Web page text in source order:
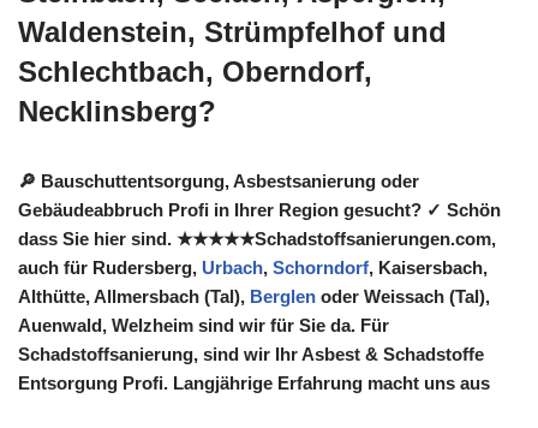
Waldenstein, Strümpfelhof und
Schlechtbach, Oberndorf,
Necklinsberg?
🔎 Bauschuttentsorgung, Asbestsanierung oder
Gebäudeabbruch Profi in Ihrer Region gesucht? ✓ Schön
dass Sie hier sind. ★★★★★Schadstoffsanierungen.com,
auch für Rudersberg, Urbach, Schorndorf, Kaisersbach,
Althütte, Allmersbach (Tal), Berglen oder Weissach (Tal),
Auenwald, Welzheim sind wir für Sie da. Für
Schadstoffsanierung, sind wir Ihr Asbest & Schadstoffe
Entsorgung Profi. Langjährige Erfahrung macht uns aus